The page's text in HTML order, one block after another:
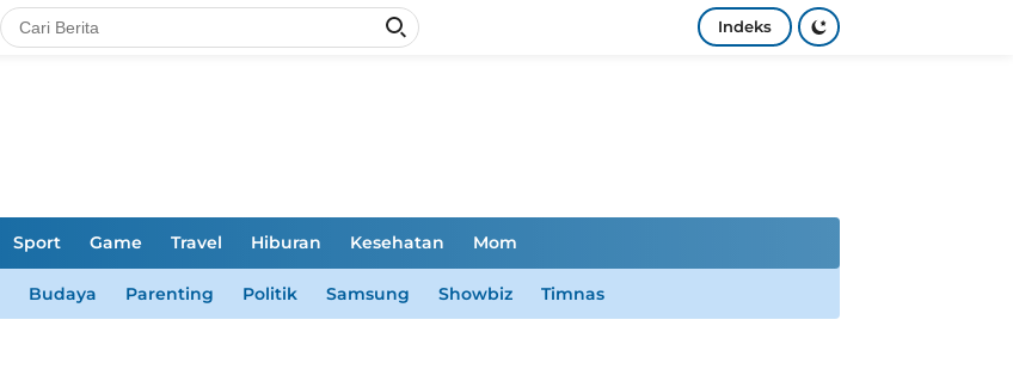
Indeks
Sport Game Travel Hiburan Kesehatan Mom
Budaya Parenting Politik Samsung Showbiz Timnas